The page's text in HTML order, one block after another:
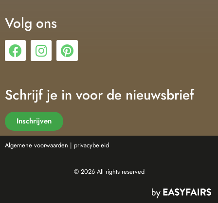
Volg ons
Schrijf je in voor de nieuwsbrief
Inschrijven
Algemene voorwaarden | privacybeleid
© 2026 All rights reserved